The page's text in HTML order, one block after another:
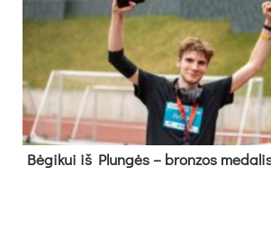
Bė­gi­kui iš Plun­gės – bron­zos